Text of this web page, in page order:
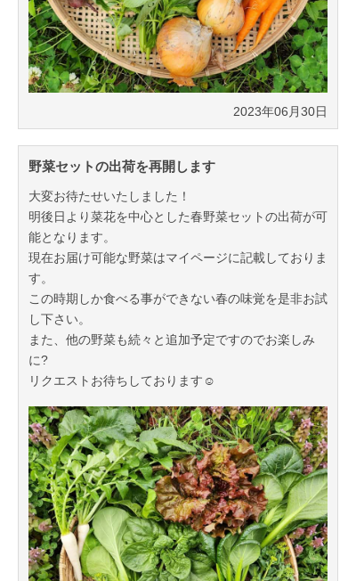
2023年06月30日
野菜セットの出荷を再開します
大変お待たせいたしました！
明後日より菜花を中心とした春野菜セットの出荷が可
能となります。
現在お届け可能な野菜はマイページに記載しておりま
す。
この時期しか食べる事ができない春の味覚を是非お試
し下さい。
また、他の野菜も続々と追加予定ですのでお楽しみ
に?
リクエストお待ちしております☺